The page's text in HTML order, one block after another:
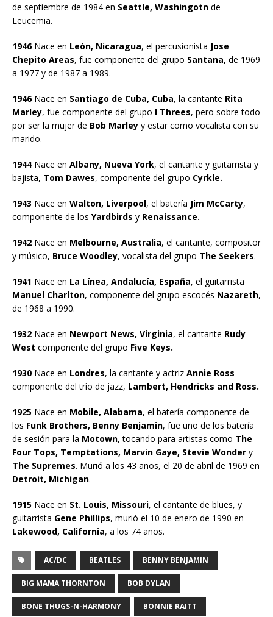
de septiembre de 1984 en Seattle, Washingotn de
Leucemia.
1946Nace en León, Nicaragua, el percusionista Jose
Chepito Areas, fue componente del grupo Santana, de 1969
a 1977 y de 1987 a 1989.
1946Nace en Santiago de Cuba, Cuba, la cantante Rita
Marley, fue componente del grupo I Threes, pero sobre todo
por ser la mujer de Bob Marley y estar como vocalista con su
marido.
1944Nace en Albany, Nueva York, el cantante y guitarrista y
bajista, Tom Dawes, componente del grupo Cyrkle.
1943 Nace en Walton, Liverpool, el batería Jim McCarty,
componente de los Yardbirds y Renaissance.
1942 Nace en Melbourne, Australia, el cantante, compositor
y músico, Bruce Woodley, vocalista del grupo The Seekers.
1941 Nace en La Línea, Andalucía, España, el guitarrista
Manuel Charlton, componente del grupo escocés Nazareth,
de 1968 a 1990.
1932 Nace en Newport News, Virginia, el cantante Rudy
West componente del grupo Five Keys.
1930 Nace en Londres, la cantante y actriz Annie Ross
componente del trío de jazz, Lambert, Hendricks and Ross.
1925 Nace en Mobile, Alabama, el batería componente de
los Funk Brothers, Benny Benjamin, fue uno de los batería
de sesión para la Motown, tocando para artistas como The
Four Tops, Temptations, Marvin Gaye, Stevie Wonder y
The Supremes. Murió a los 43 años, el 20 de abril de 1969 en
Detroit, Michigan.
1915 Nace en St. Louis, Missouri, el cantante de blues, y
guitarrista Gene Phillips, murió el 10 de enero de 1990 en
Lakewood, California, a los 74 años.
AC/DC BEATLES BENNY BENJAMIN
BIG MAMA THORNTON BOB DYLAN
BONE THUGS-N-HARMONY BONNIE RAITT